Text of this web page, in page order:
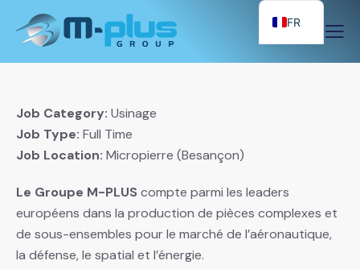
Job Category: Usinage
Job Type: Full Time
Job Location: Micropierre (Besançon)
Le Groupe M-PLUS compte parmi les leaders
européens dans la production de pièces complexes et
de sous-ensembles pour le marché de l’aéronautique,
la défense, le spatial et l’énergie.
FR